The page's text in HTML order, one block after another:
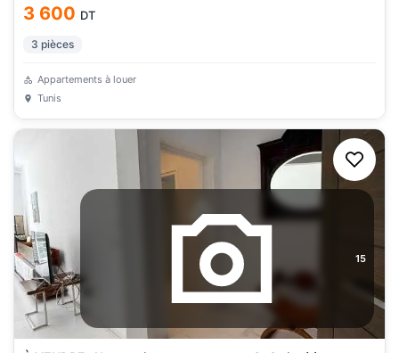
3 600 DT
3 pièces
Appartements à louer
Tunis
15